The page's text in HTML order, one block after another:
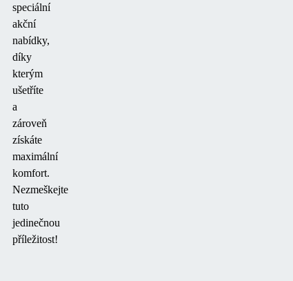
speciální
akční
nabídky,
díky
kterým
ušetříte
a
zároveň
získáte
maximální
komfort.
Nezmeškejte
tuto
jedinečnou
příležitost!